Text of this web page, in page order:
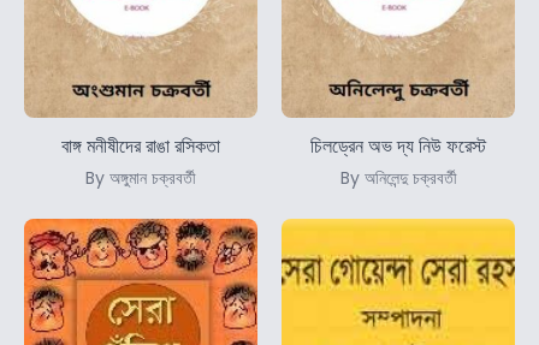
বাঙ্গ মনীষীদের রাঙা রসিকতা
By অঙ্গুমান চক্রবর্তী
চিলড্রেন অভ দ্য নিউ ফরেস্ট
By অনিলেন্দু চক্রবর্তী